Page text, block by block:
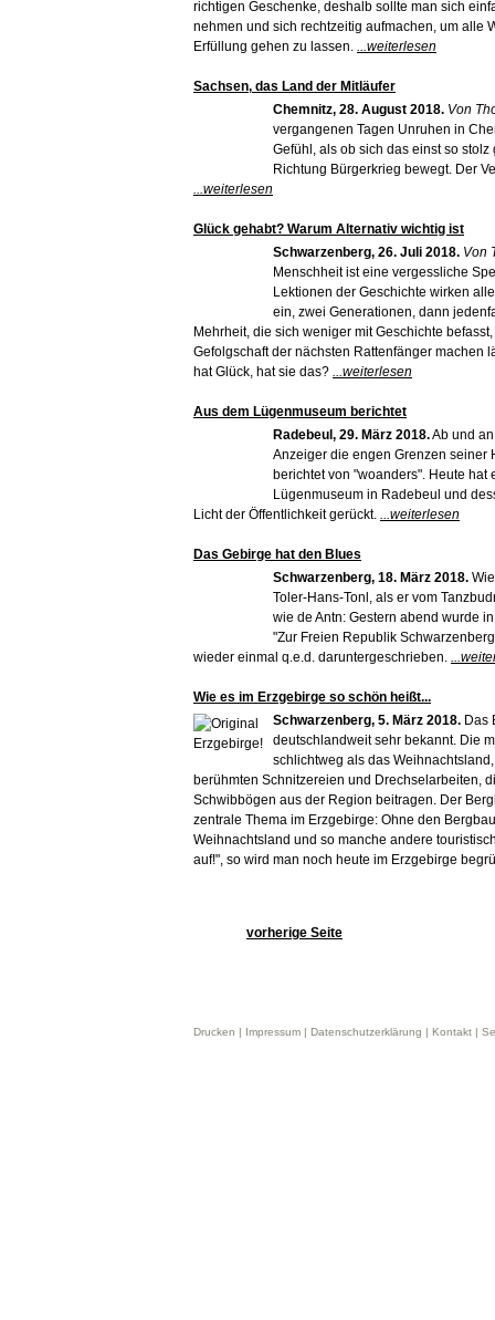
richtigen Geschenke, deshalb sollte man sich
nehmen und sich rechtzeitig aufmachen, um alle
Erfüllung gehen zu lassen. ...weiterlesen
Sachsen, das Land der Mitläufer
Chemnitz, 28. August 2018. Von
vergangenen Tagen Unruhen in
Gefühl, als ob sich das einst so
Richtung Bürgerkrieg bewegt. Der
...weiterlesen
Glück gehabt? Warum Alternativ wichtig ist
Schwarzenberg, 26. Juli 2018. Von
Menschheit ist eine vergessliche
Lektionen der Geschichte wirken
ein, zwei Generationen, dann
Mehrheit, die sich weniger mit Geschichte
Gefolgschaft der nächsten Rattenfänger machen
hat Glück, hat sie das? ...weiterlesen
Aus dem Lügenmuseum berichtet
Radebeul, 29. März 2018.Ab und
Anzeiger die engen Grenzen seiner
berichtet von "woanders". Heute hat
Lügenmuseum in Radebeul und
Licht der Öffentlichkeit gerückt. ...weiterlesen
Das Gebirge hat den Blues
Schwarzenberg, 18. März 2018.
Toler-Hans-Tonl, als er vom
wie de Antn: Gestern abend wurde
"Zur Freien Republik
wieder einmal q.e.d. daruntergeschrieben.
Wie es im Erzgebirge so schön heißt...
Schwarzenberg, 5. März 2018. Das
deutschlandweit sehr bekannt. Die
schlichtweg als das
berühmten Schnitzereien und Drechselarbeiten,
Schwibbögen aus der Region beitragen. Der
zentrale Thema im Erzgebirge: Ohne den
Weihnachtsland und so manche andere
auf!", so wird man noch heute im Erzgebirge
vorherige Seite
Drucken | Impressum | Datenschutzerklärung | Kontakt |